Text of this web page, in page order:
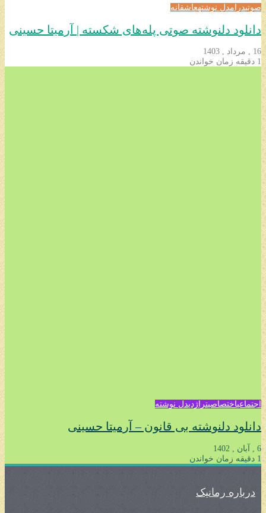
صوتیدرامدل نوشتهعاشقانه
دانلود دلنوشته صوتی پله‌های شکسته | آرمیتا حسینی
16 , مرداد , 1403
1 دقیقه زمان خواندن
اجتماعیاختصاصیتراژدیدل نوشته
دانلود دلنوشته بی قانون – آرمیتا حسینی
6 , آبان , 1402
1 دقیقه زمان خواندن
درباره رمانیک